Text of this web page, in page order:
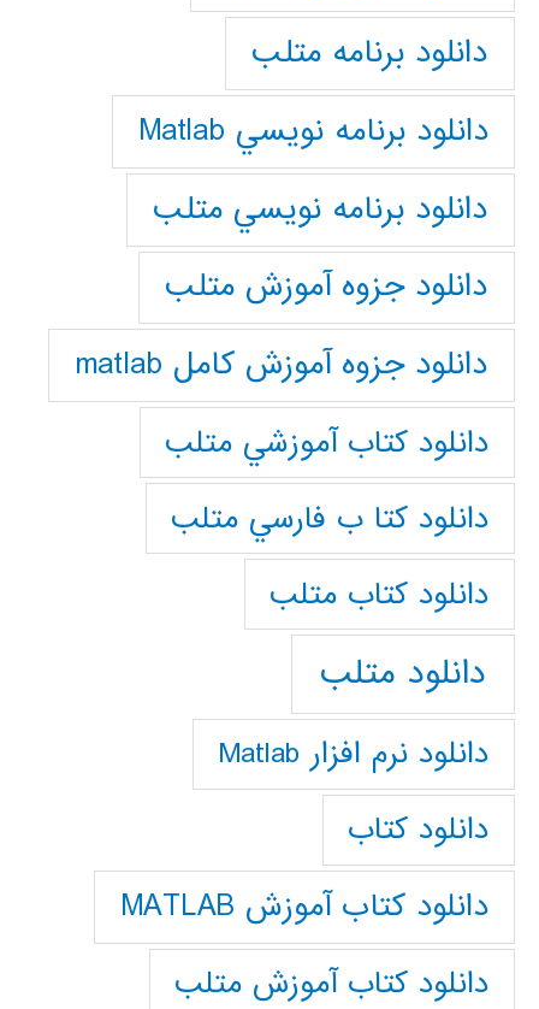
دانلود برنامه متلب
دانلود برنامه نويسي Matlab
دانلود برنامه نويسي متلب
دانلود جزوه آموزش متلب
دانلود جزوه آموزش کامل matlab
دانلود كتاب آموزشي متلب
دانلود كتا ب فارسي متلب
دانلود كتاب متلب
دانلود متلب
دانلود نرم افزار Matlab
دانلود کتاب
دانلود کتاب آموزش MATLAB
دانلود کتاب آموزش متلب